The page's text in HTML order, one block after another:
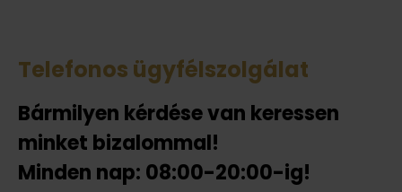
Telefonos ügyfélszolgálat
Bármilyen kérdése van keressen
minket bizalommal!
Minden nap: 08:00-20:00-ig!